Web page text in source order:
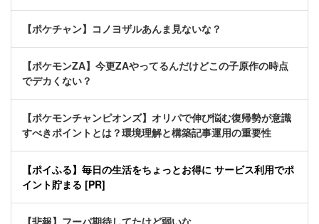
【ポケチャン】コノヨザルあんま見ないな？
【ポケモンZA】今更ZAやってるんだけどこの子原作の時点
でデカくない？
【ポケモンチャンピオンズ】オリパで伸び悩む復帰勢が意識
すべきポイントとは？環境理解と構築記事運用の重要性
【ポイふる】毎日の生活をちょっとお得に サービス利用でポ
イント貯まる [PR]